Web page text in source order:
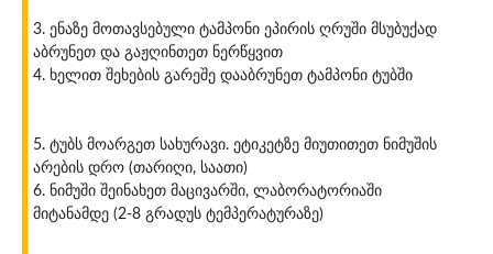
3. ენაზე მოთავსებული ტამპონი ეპირის ღრუში მსუბუქად
აბრუნეთ და გაჟღინთეთ ნერწყვით
4. ხელით შეხების გარეშე დააბრუნეთ ტამპონი ტუბში
5. ტუბს მოარგეთ სახურავი. ეტიკეტზე მიუთითეთ ნიმუშის
არების დრო (თარიღი, საათი)
6. ნიმუში შეინახეთ მაცივარში, ლაბორატორიაში
მიტანამდე (2-8 გრადუს ტემპერატურაზე)